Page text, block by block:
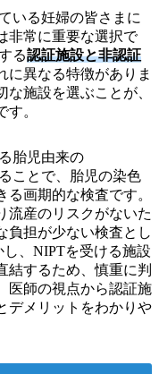
いる妊婦の皆さまに
非常に重要な選択で
る認証施設と非認証
に異なる特徴がありま
施設を選ぶことが、
。
胎児由来の
ことで、胎児の染色
画期的な検査です。
流産のリスクがないた
負担が少ない検査とし
、NIPTを受ける施設
結するため、慎重に判
医師の視点から認証施
デメリットをわかりや